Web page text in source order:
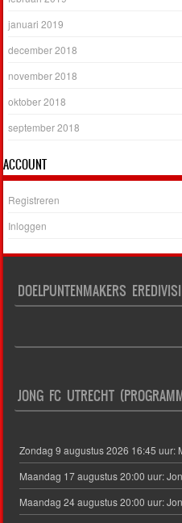
januari 2019
december 2018
november 2018
oktober 2018
september 2018
ACCOUNT
Registreren
Inloggen
DOELPUNTENMAKERS
JONG FC UTRECHT
Zondag 9 augustus 2026 16:45 uur:
Maandag 17 augustus 20:00 uur:
Maandag 24 augustus 20:00 uur: